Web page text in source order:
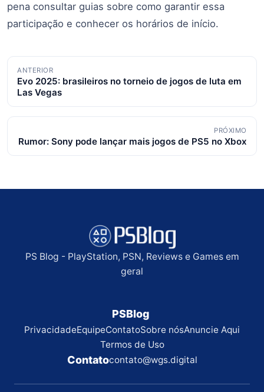
pena consultar guias sobre como garantir essa
participação e conhecer os horários de início.
Navegação
de
posts
ANTERIOR
Evo 2025: brasileiros no torneio de jogos de luta em
Las Vegas
PRÓXIMO
Rumor: Sony pode lançar mais jogos de PS5 no Xbox
PS Blog - PlayStation, PSN, Reviews e Games em
geral
PSBlog
PrivacidadeEquipeContatoSobre nósAnuncie Aqui
Termos de Uso
Contatocontato@wgs.digital